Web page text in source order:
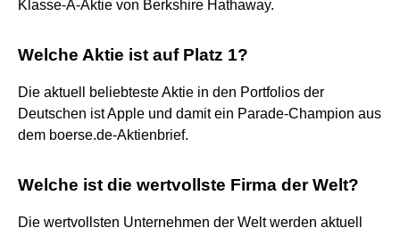
Klasse-A-Aktie von Berkshire Hathaway.
Welche Aktie ist auf Platz 1?
Die aktuell beliebteste Aktie in den Portfolios der
Deutschen ist Apple und damit ein Parade-Champion aus
dem boerse.de-Aktienbrief.
Welche ist die wertvollste Firma der Welt?
Die wertvollsten Unternehmen der Welt werden aktuell